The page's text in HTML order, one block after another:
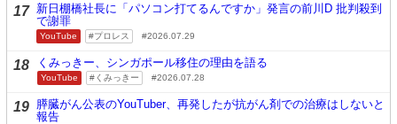
17 新日棚橋社長に「パソコン打てるんですか」発言の前川D 批判殺到
で謝罪
YouTube プロレス 2026.07.29
18 くみっきー、シンガポール移住の理由を語る
YouTube くみっきー 2026.07.28
19 膵臓がん公表のYouTuber、再発したが抗がん剤での治療はしないと
報告